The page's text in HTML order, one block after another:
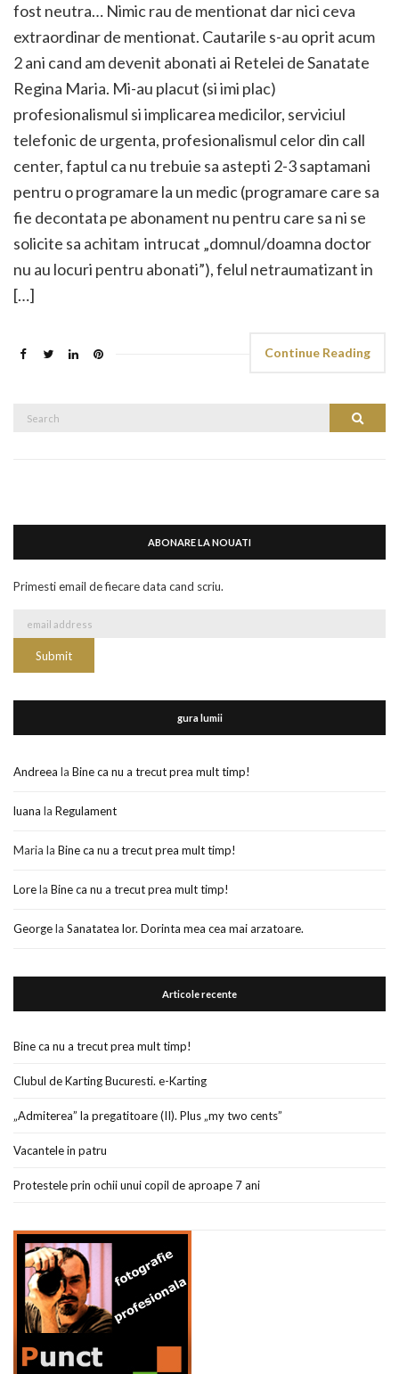
fost neutra… Nimic rau de mentionat dar nici ceva
extraordinar de mentionat. Cautarile s-au oprit acum
2 ani cand am devenit abonati ai Retelei de Sanatate
Regina Maria. Mi-au placut (si imi plac)
profesionalismul si implicarea medicilor, serviciul
telefonic de urgenta, profesionalismul celor din call
center, faptul ca nu trebuie sa astepti 2-3 saptamani
pentru o programare la un medic (programare care sa
fie decontata pe abonament nu pentru care sa ni se
solicite sa achitam intrucat „domnul/doamna doctor
nu au locuri pentru abonati”), felul netraumatizant in
[…]
Continue Reading
Search
ABONARE LA NOUATI
Primesti email de fiecare data cand scriu.
gura lumii
Andreea la Bine ca nu a trecut prea mult timp!
luana la Regulament
Maria la Bine ca nu a trecut prea mult timp!
Lorela Bine ca nu a trecut prea mult timp!
Georgela Sanatatea lor. Dorinta mea cea mai arzatoare.
Articole recente
Bine ca nu a trecut prea mult timp!
Clubul de Karting Bucuresti. e-Karting
„Admiterea” la pregatitoare (II). Plus „my two cents”
Vacantele in patru
Protestele prin ochii unui copil de aproape 7 ani